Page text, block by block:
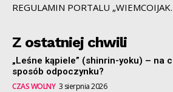
REGULAMIN PORTALU
Z ostatniej chwili
„Leśne kąpiele” (shinrin-yoku) – na
sposób odpoczynku?
CZAS WOLNY 3 sierpnia 2026